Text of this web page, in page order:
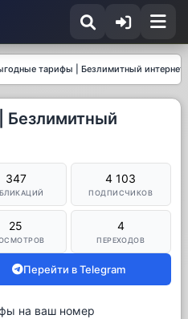
тарифы | Безлимитный интернет
Безлимитный
347 4 103
ПОДПИСЧИКОВ
25 4
ПЕРЕХОДОВ
Перейти в Telegram
на ваш номер